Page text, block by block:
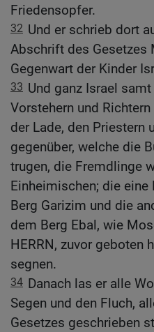
Friedensopfer.
32 Und er schrieb dort
Abschrift des Gesetzes
Gegenwart der Kinder
33 Und ganz Israel
Vorstehern und
der Lade, den Priestern
gegenüber, welche die
trugen, die Fremdlinge
Einheimischen; die
Berg Garizim und die
dem Berg Ebal, wie
HERRN, zuvor geboten
segnen.
34 Danach las er alle
Segen und den Fluch,
Gesetzes geschrieben